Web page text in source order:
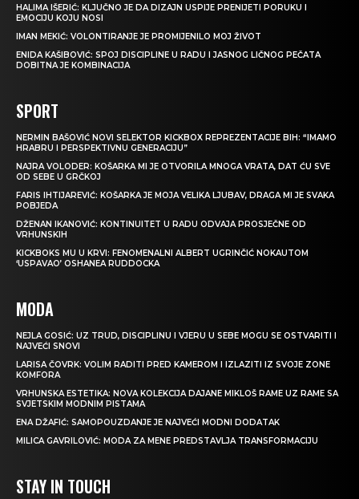
HALIMA IŠERIĆ: KLJUČNO JE DA DIZAJN USPIJE PRENIJETI PORUKU I
EMOCIJU KOJU NOSI
IMAN MEKIĆ: VOLONTIRANJE JE PROMIJENILO MOJ ŽIVOT
ENIDA KAŠIBOVIĆ: SPOJ DISCIPLINE U RADU I JASNOG LIČNOG PEČATA
DOBITNA JE KOMBINACIJA
SPORT
NERMIN BAŠOVIĆ NOVI SELEKTOR KICKBOX REPREZENTACIJE BIH: “IMAMO
HRABRU I PERSPEKTIVNU GENERACIJU”
NAJRA VOLODER: KOŠARKA MI JE OTVORILA MNOGA VRATA, DAT ĆU SVE
OD SEBE U GRČKOJ
FARIS IHTIJAREVIĆ: KOŠARKA JE MOJA VELIKA LJUBAV, DRAGA MI JE SVAKA
POBJEDA
DŽENAN IKANOVIĆ: KONTINUITET U RADU ODVAJA PROSJEČNE OD
VRHUNSKIH
KICKBOKS MU U KRVI: FENOMENALNI ALBERT UGRINČIĆ NOKAUTOM
‘USPAVAO’ OSHANEA RUDDOCKA
MODA
NEJLA GOSIĆ: UZ TRUD, DISCIPLINU I VJERU U SEBE MOGU SE OSTVARITI I
NAJVEĆI SNOVI
LARISA ČOVRK: VOLIM RADITI PRED KAMEROM I IZLAZITI IZ SVOJE ZONE
KOMFORA
VRHUNSKA ESTETIKA: NOVA KOLEKCIJA DAJANE MIKLOŠ RAME UZ RAME SA
SVJETSKIM MODNIM PISTAMA
ENA DŽAFIĆ: SAMOPOUZDANJE JE NAJVEĆI MODNI DODATAK
MILICA GAVRILOVIĆ: MODA ZA MENE PREDSTAVLJA TRANSFORMACIJU
STAY IN TOUCH